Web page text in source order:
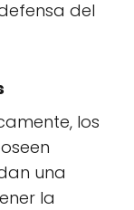
del
los
una
la